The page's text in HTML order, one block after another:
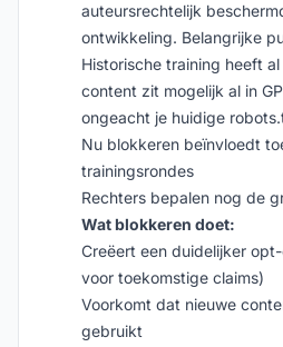
auteursrechtelijk
ontwikkeling. Belangrijke
Historische training heeft
content zit mogelijk al in
ongeacht je huidige
Nu blokkeren beïnvloedt
trainingsrondes
Rechters bepalen nog de
Wat blokkeren doet:
Creëert een duidelijker
voor toekomstige claims)
Voorkomt dat nieuwe
gebruikt